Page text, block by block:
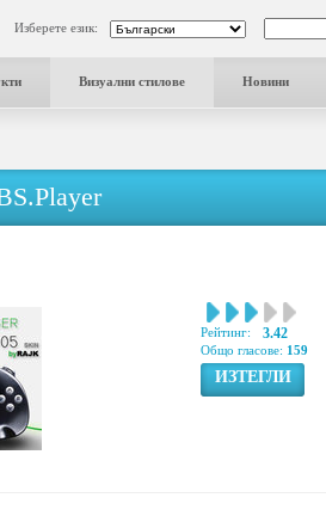
Изберете език:
Визуални стилове Новини
Рейтинг: 3.42
Общо гласове: 159
ИЗТЕГЛИ